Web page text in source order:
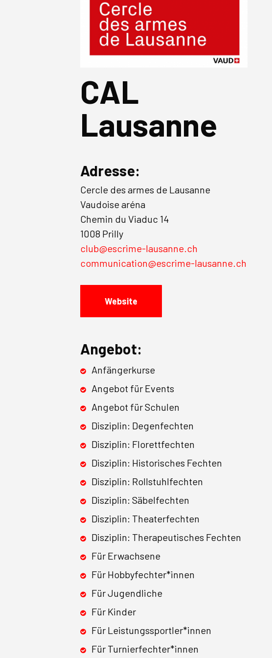
CAL
Lausanne
Adresse:
Cercle des armes de Lausanne
Vaudoise aréna
Chemin du Viaduc 14
1008 Prilly
club@escrime-lausanne.ch
communication@escrime-lausanne.ch
Website
Angebot:
Anfängerkurse
Angebot für Events
Angebot für Schulen
Disziplin: Degenfechten
Disziplin: Florettfechten
Disziplin: Historisches Fechten
Disziplin: Rollstuhlfechten
Disziplin: Säbelfechten
Disziplin: Theaterfechten
Disziplin: Therapeutisches Fechten
Für Erwachsene
Für Hobbyfechter*innen
Für Jugendliche
Für Kinder
Für Leistungssportler*innen
Für Turnierfechter*innen